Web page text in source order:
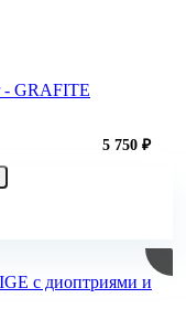
- GRAFITE
5 750 ₽